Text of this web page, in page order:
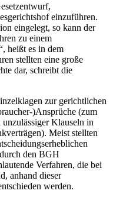
einzuführen.
eingelegt, so kann der
zu einem
heißt es in dem
stellten eine große
dar, schreibt die
zur gerichtlichen
)Ansprüche (zum
Klauseln in
Meist stellten
den BGH
Verfahren, die bei
anhand dieser
werden.